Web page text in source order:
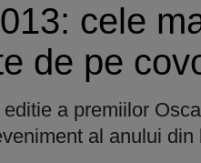
cele
de pe
a premiilor
al anului